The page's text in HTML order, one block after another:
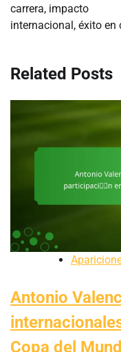
carrera, impacto
internacional, éxito en
Related Posts
Antonio
Copa del